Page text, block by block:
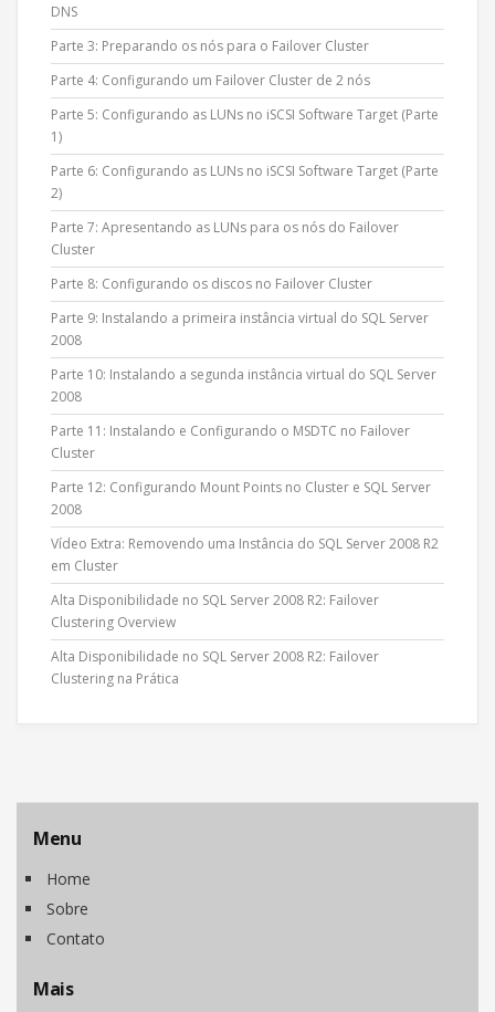
DNS
Parte 3: Preparando os nós para o Failover Cluster
Parte 4: Configurando um Failover Cluster de 2 nós
Parte 5: Configurando as LUNs no iSCSI Software Target (Parte
1)
Parte 6: Configurando as LUNs no iSCSI Software Target (Parte
2)
Parte 7: Apresentando as LUNs para os nós do Failover
Cluster
Parte 8: Configurando os discos no Failover Cluster
Parte 9: Instalando a primeira instância virtual do SQL Server
2008
Parte 10: Instalando a segunda instância virtual do SQL Server
2008
Parte 11: Instalando e Configurando o MSDTC no Failover
Cluster
Parte 12: Configurando Mount Points no Cluster e SQL Server
2008
Vídeo Extra: Removendo uma Instância do SQL Server 2008 R2
em Cluster
Alta Disponibilidade no SQL Server 2008 R2: Failover
Clustering Overview
Alta Disponibilidade no SQL Server 2008 R2: Failover
Clustering na Prática
Menu
Home
Sobre
Contato
Mais